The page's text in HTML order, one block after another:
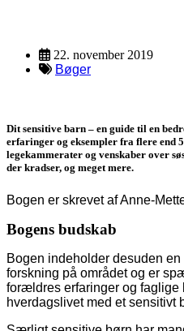
22. november 2019
Bøger
Dit sensitive barn – en guide til en
erfar­inger og eksempler fra flere end
legekammerater og venskaber over
der krad­ser, og meget mere.
Bogen er skrevet af Anne-
Bogens budskab
Bogen indeholder desuden
forskning på området og er
forældres erfaringer og faglige
hverdagslivet med et sensi­tivt